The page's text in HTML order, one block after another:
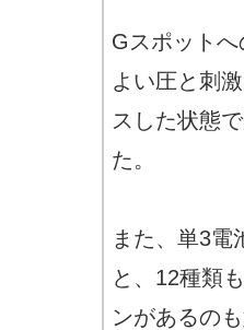
Gスポット
よい圧と刺
スした状態
た。
また、単3電
と、12種類
ンがあるの